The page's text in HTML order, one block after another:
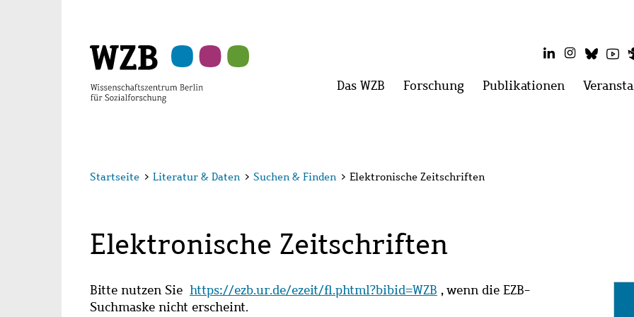
LinkedInInstagram
Hauptmenü
Das WZB Menü
Forschung Menü
Publikationen Menü
Startseite > Literatur & Daten > Suchen & Finden > Elektronische Zeitschriften
Elektronische Zeitschriften
Bitte nutzen Sie https://ezb.ur.de/ezeit/fl.phtml?bibid=WZB , wenn die EZB-
Suchmaske nicht erscheint.